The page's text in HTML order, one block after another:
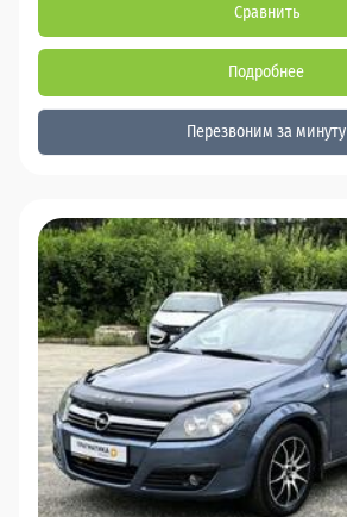
Сравнить
Подробнее
Перезвоним за минуту